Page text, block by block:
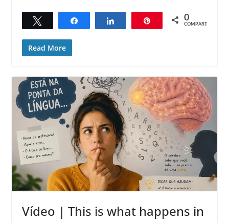
Compartilhar Compartilhar 0
COMPART.
Read More
Vídeo | This is what happens in